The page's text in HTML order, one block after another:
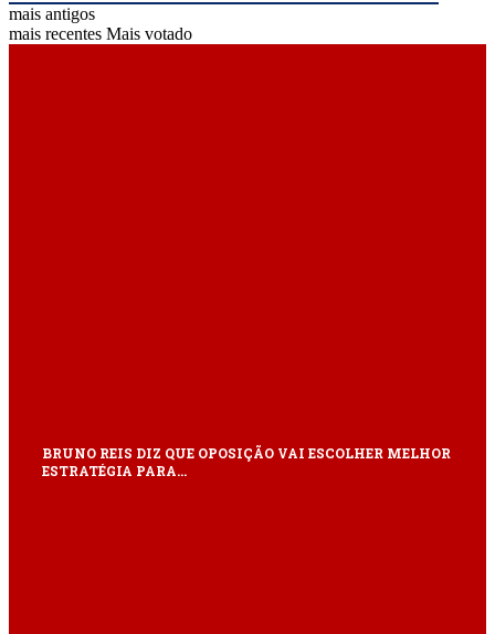
mais antigos
mais recentes Mais votado
BRUNO REIS DIZ QUE OPOSIÇÃO VAI ESCOLHER MELHOR
ESTRATÉGIA PARA…